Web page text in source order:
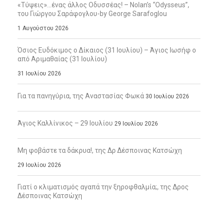
«Τύψεις»…ένας άλλος Οδυσσέας! – Nolan’s “Odysseus”,
του Γιώργου Σαράφογλου-by George Sarafoglou
1 Αυγούστου 2026
Όσιος Ευδόκιμος ο Δίκαιος (31 Ιουλίου) – Άγιος Ιωσήφ ο
από Αριμαθαίας (31 Ιουλίου)
31 Ιουλίου 2026
Για τα πανηγύρια, της Αναστασίας Φωκά 30 Ιουλίου 2026
Άγιος Καλλίνικος – 29 Ιουλίου 29 Ιουλίου 2026
Μη φοβάστε τα δάκρυα!, της Δρ Δέσποινας Κατσώχη
29 Ιουλίου 2026
Γιατί ο κλιματισμός αγαπά την ξηροφθαλμία;, της Δρος
Δέσποινας Κατσώχη